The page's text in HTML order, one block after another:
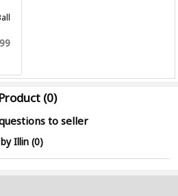
(0)
to seller
Illin (0)